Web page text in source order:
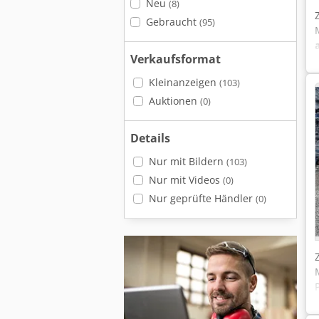
Neu (8)
Gebraucht (95)
Verkaufsformat
Kleinanzeigen (103)
Auktionen (0)
Details
Nur mit Bildern (103)
Nur mit Videos (0)
Nur geprüfte Händler (0)